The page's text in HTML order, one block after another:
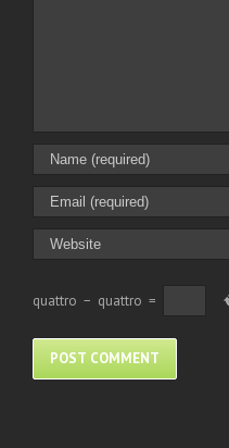
quattro − quattro =